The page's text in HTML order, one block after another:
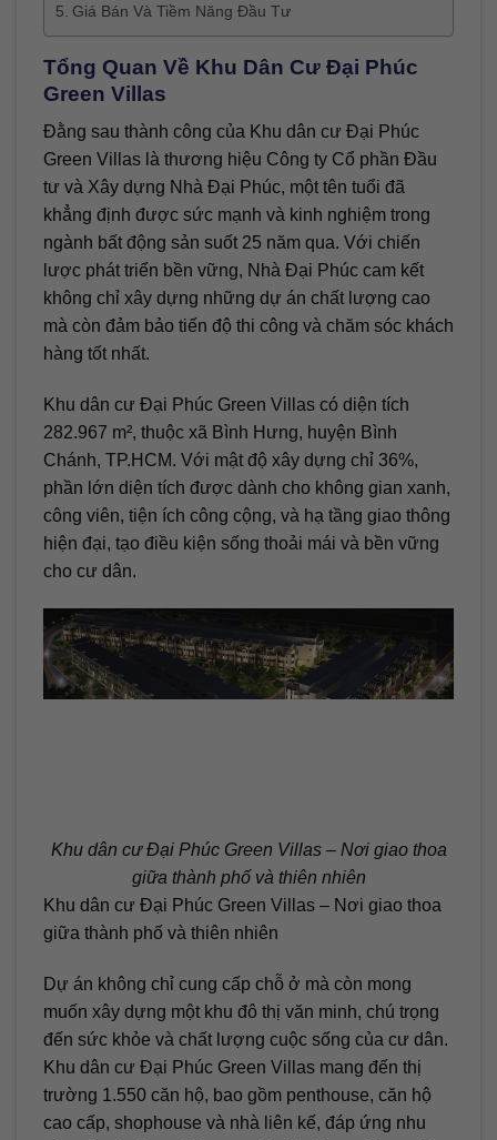
Giá Bán Và Tiềm Năng Đầu Tư
Tổng Quan Về Khu Dân Cư Đại Phúc
Green Villas
Đằng sau thành công của Khu dân cư Đại Phúc
Green Villas là thương hiệu Công ty Cổ phần Đầu
tư và Xây dựng Nhà Đại Phúc, một tên tuổi đã
khẳng định được sức mạnh và kinh nghiệm trong
ngành bất động sản suốt 25 năm qua. Với chiến
lược phát triển bền vững, Nhà Đại Phúc cam kết
không chỉ xây dựng những dự án chất lượng cao
mà còn đảm bảo tiến độ thi công và chăm sóc khách
hàng tốt nhất.
Khu dân cư Đại Phúc Green Villas có diện tích
282.967 m², thuộc xã Bình Hưng, huyện Bình
Chánh, TP.HCM. Với mật độ xây dựng chỉ 36%,
phần lớn diện tích được dành cho không gian xanh,
công viên, tiện ích công cộng, và hạ tầng giao thông
hiện đại, tạo điều kiện sống thoải mái và bền vững
cho cư dân.
Khu dân cư Đại Phúc Green Villas – Nơi giao thoa
giữa thành phố và thiên nhiên
Khu dân cư Đại Phúc Green Villas – Nơi giao thoa
giữa thành phố và thiên nhiên
Dự án không chỉ cung cấp chỗ ở mà còn mong
muốn xây dựng một khu đô thị văn minh, chú trọng
đến sức khỏe và chất lượng cuộc sống của cư dân.
Khu dân cư Đại Phúc Green Villas mang đến thị
trường 1.550 căn hộ, bao gồm penthouse, căn hộ
cao cấp, shophouse và nhà liên kế, đáp ứng nhu